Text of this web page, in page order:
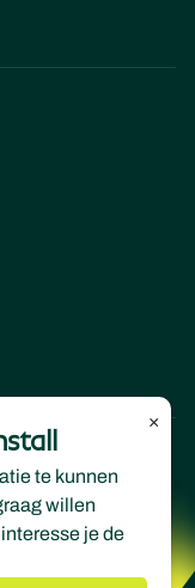
×
te kunnen
willen
je de